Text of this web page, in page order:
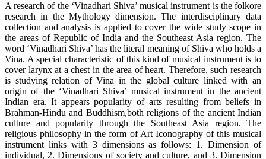
A research of the ‘Vinadhari Shiva’ musical instrument is the folkore
research in the Mythology dimension. The interdisciplinary data
collection and analysis is applied to cover the wide study scope in
the areas of Republic of India and the Southeast Asia region. The
word ‘Vinadhari Shiva’ has the literal meaning of Shiva who holds a
Vina. A special characteristic of this kind of musical instrument is to
cover larynx at a chest in the area of heart. Therefore, such research
is studying relation of Vina in the global culture linked with an
origin of the ‘Vinadhari Shiva’ musical instrument in the ancient
Indian era. It appears popularity of arts resulting from beliefs in
Brahman-Hindu and Buddhism,both religions of the ancient Indian
culture and popularity through the Southeast Asia region. The
religious philosophy in the form of Art Iconography of this musical
instrument links with 3 dimensions as follows: 1. Dimension of
individual, 2. Dimensions of society and culture, and 3. Dimension